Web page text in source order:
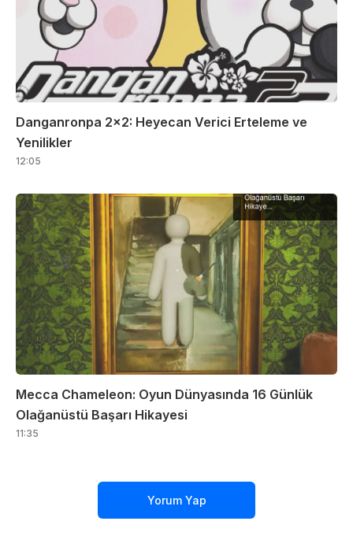
Danganronpa 2×2: Heyecan Verici Erteleme ve
Yenilikler
12:05
Mecca Chameleon: Oyun Dünyasında 16 Günlük
Olağanüstü Başarı Hikayesi
11:35
Yorum Yap